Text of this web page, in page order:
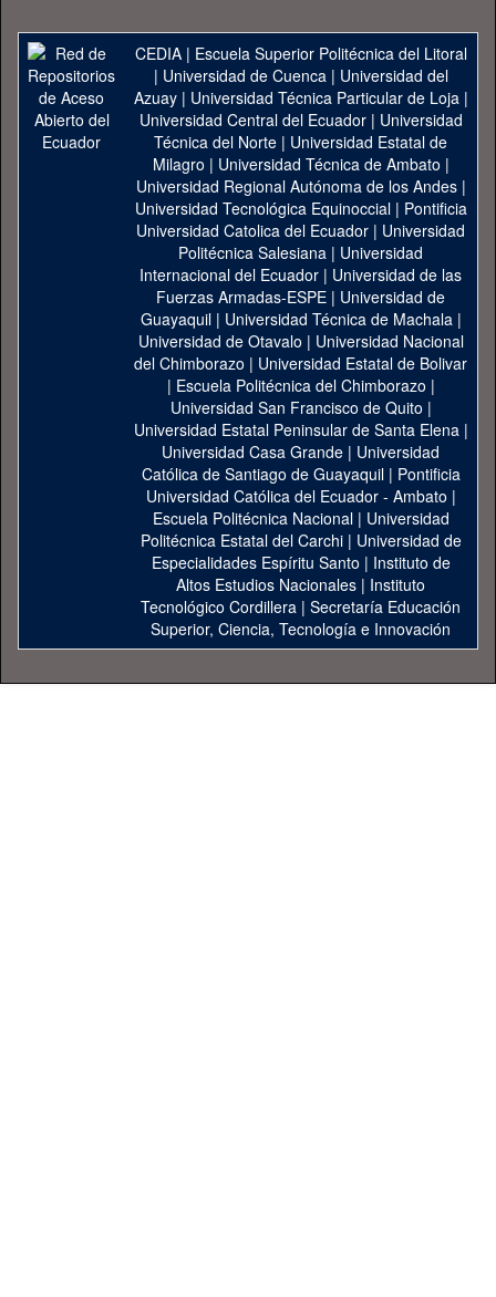
CEDIA| Escuela Superior Politécnica del Litoral
| Universidad de Cuenca| Universidad del
Azuay| Universidad Técnica Particular de Loja|
Universidad Central del Ecuador| Universidad
Técnica del Norte | Universidad Estatal de
Milagro | Universidad Técnica de Ambato |
Universidad Regional Autónoma de los Andes|
Universidad Tecnológica Equinoccial| Pontificia
Universidad Catolica del Ecuador | Universidad
Politécnica Salesiana | Universidad
Internacional del Ecuador | Universidad de las
Fuerzas Armadas-ESPE | Universidad de
Guayaquil| Universidad Técnica de Machala|
Universidad de Otavalo | Universidad Nacional
del Chimborazo | Universidad Estatal de Bolivar
| Escuela Politécnica del Chimborazo |
Universidad San Francisco de Quito |
Universidad Estatal Peninsular de Santa Elena|
Universidad Casa Grande | Universidad
Católica de Santiago de Guayaquil| Pontificia
Universidad Católica del Ecuador - Ambato |
Escuela Politécnica Nacional| Universidad
Politécnica Estatal del Carchi| Universidad de
Especialidades Espíritu Santo | Instituto de
Altos Estudios Nacionales | Instituto
Tecnológico Cordillera | Secretaría Educación
Superior, Ciencia, Tecnología e Innovación